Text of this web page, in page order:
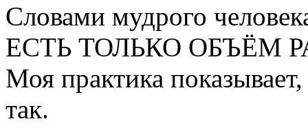
Словами мудрого
ЕСТЬ ТОЛЬКО ОБЪЁМ
Моя практика
так.